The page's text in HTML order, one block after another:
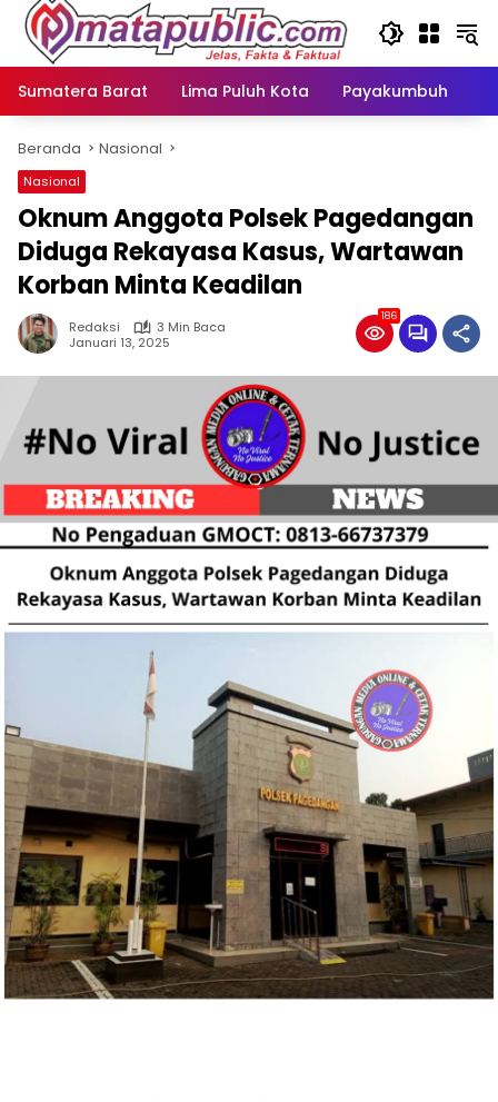
Langsung
konten
Sumatera Barat
Lima Puluh Kota Payakumbuh
Beranda Nasional
Nasional
Oknum Anggota Polsek Pagedangan
Diduga Rekayasa Kasus, Wartawan
Korban Minta Keadilan
Redaksi
3 Min Baca
Januari 13, 2025
186